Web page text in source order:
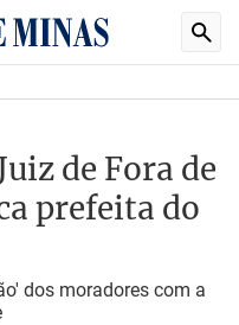
de Fora de
prefeita do
dos moradores com a